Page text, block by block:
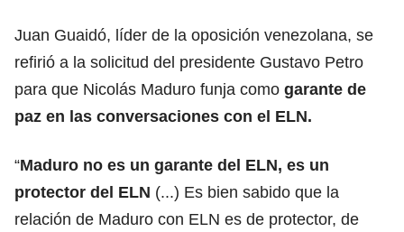
Juan Guaidó, líder de la oposición venezolana, se
refirió a la solicitud del presidente Gustavo Petro
para que Nicolás Maduro funja como garante de
paz en las conversaciones con el ELN.
“Maduro no es un garante del ELN, es un
protector del ELN (...) Es bien sabido que la
relación de Maduro con ELN es de protector, de